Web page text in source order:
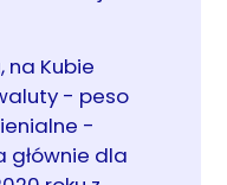
na Kubie
- peso
-
głównie dla